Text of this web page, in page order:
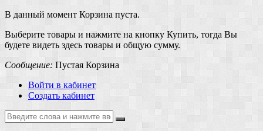
В данный момент Корзина пуста.
Выберите товары и нажмите на кнопку Купить, тогда Вы
будете видеть здесь товары и общую сумму.
Сообщение: Пустая Корзина
Войти в кабинет
Создать кабинет